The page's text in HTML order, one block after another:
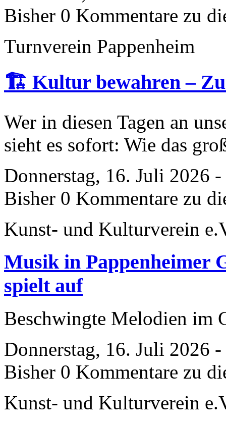
Bisher 0 Kommentare zu
Turnverein Pappenheim
🏗️ Kultur bewahren –
Wer in diesen Tagen an
sieht es sofort: Wie das
Donnerstag, 16. Juli 2026
Bisher 0 Kommentare zu
Kunst- und Kulturverein
Musik in Pappenheimer
spielt auf
Beschwingte Melodien im
Donnerstag, 16. Juli 2026
Bisher 0 Kommentare zu
Kunst- und Kulturverein